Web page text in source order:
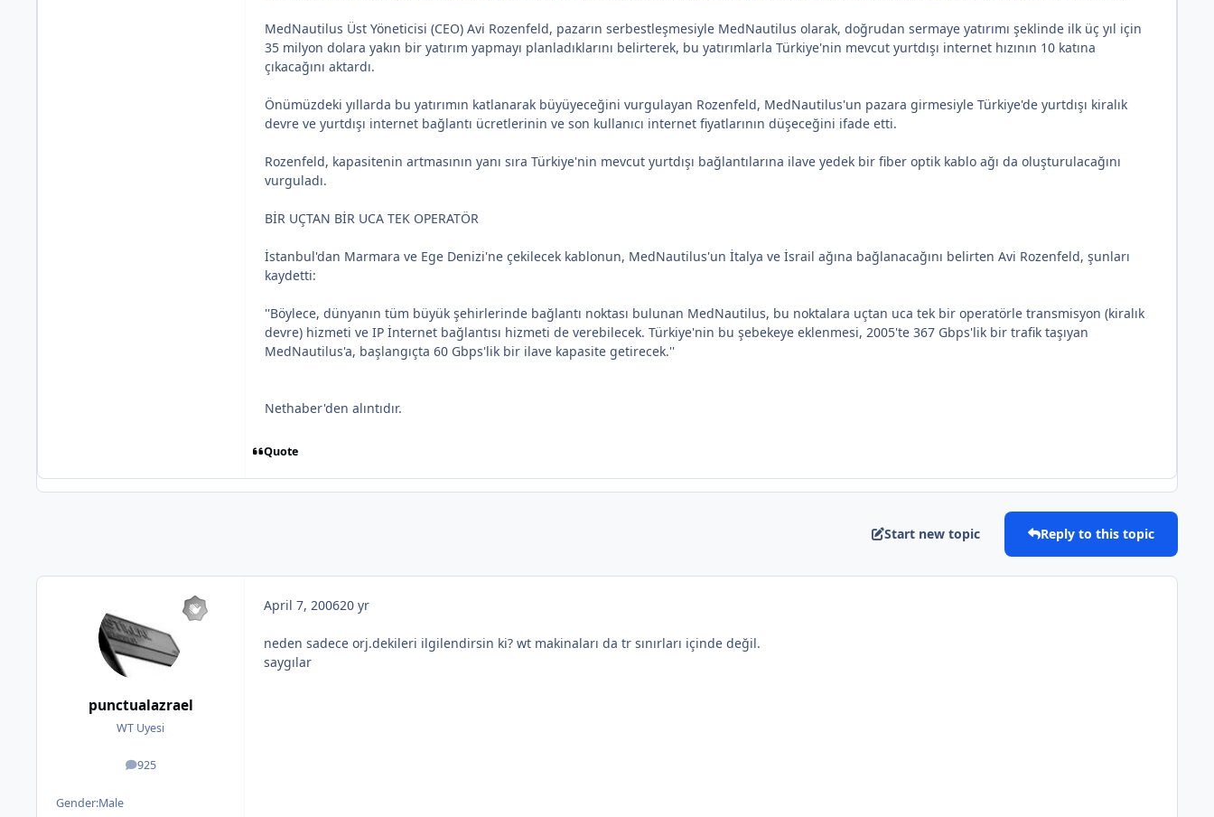
MedNautilus Üst Yöneticisi (CEO) Avi Rozenfeld, pazarın serbestleşmesiyle MedNautilus olarak, doğrudan sermaye yatırımı şeklinde ilk üç yıl için
35 milyon dolara yakın bir yatırım yapmayı planladıklarını belirterek, bu yatırımlarla Türkiye'nin mevcut yurtdışı internet hızının 10 katına
çıkacağını aktardı.
Önümüzdeki yıllarda bu yatırımın katlanarak büyüyeceğini vurgulayan Rozenfeld, MedNautilus'un pazara girmesiyle Türkiye'de yurtdışı kiralık
devre ve yurtdışı internet bağlantı ücretlerinin ve son kullanıcı internet fiyatlarının düşeceğini ifade etti.
Rozenfeld, kapasitenin artmasının yanı sıra Türkiye'nin mevcut yurtdışı bağlantılarına ilave yedek bir fiber optik kablo ağı da oluşturulacağını
vurguladı.
BİR UÇTAN BİR UCA TEK OPERATÖR
İstanbul'dan Marmara ve Ege Denizi'ne çekilecek kablonun, MedNautilus'un İtalya ve İsrail ağına bağlanacağını belirten Avi Rozenfeld, şunları
kaydetti:
''Böylece, dünyanın tüm büyük şehirlerinde bağlantı noktası bulunan MedNautilus, bu noktalara uçtan uca tek bir operatörle transmisyon (kiralık
devre) hizmeti ve IP İnternet bağlantısı hizmeti de verebilecek. Türkiye'nin bu şebekeye eklenmesi, 2005'te 367 Gbps'lik bir trafik taşıyan
MedNautilus'a, başlangıçta 60 Gbps'lik bir ilave kapasite getirecek.''
Nethaber'den alıntıdır.
Quote
Start new topic Reply to this topic
punctualazrael
WT Uyesi
925
posts
Gender:Male
April 7, 200620 yr
neden sadece orj.dekileri ilgilendirsin ki? wt makinaları da tr sınırları içinde değil.
saygılar